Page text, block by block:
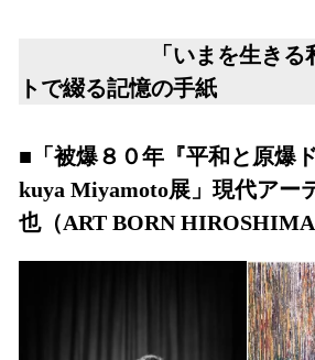
「いまを生きる私た
トで綴る記憶の手紙
■「被爆８０年『平和と原爆
kuya Miyamoto展」現代アー
也（ART BORN HIROSHIMA